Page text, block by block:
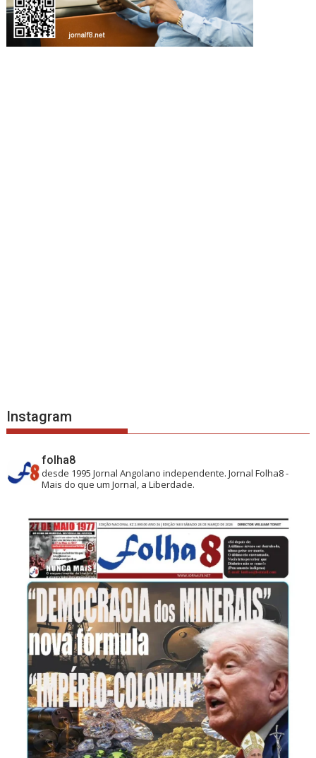
Instagram
folha8
desde 1995 Jornal Angolano independente.Jornal Folha8 -
Mais do que um Jornal, a Liberdade.